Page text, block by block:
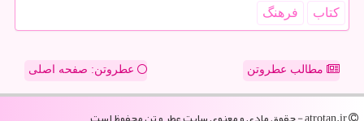
كتاب
فرهنگ
مطالب عطروتن عطروتن: صفحه اصلی